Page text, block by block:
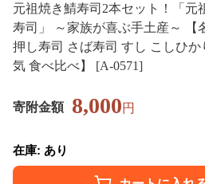
元祖焼き鯖寿司2本セット！「元
寿司」 ～家族が喜ぶ手土産～ 【名物 ジューシー 焼きさば
押し寿司 さば寿司 すし こしひか
気 食べ比べ】 [A-0571]
寄附金額 8,000円
在庫: あり